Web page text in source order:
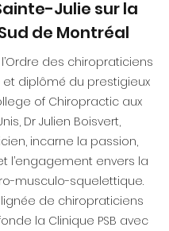
Julie sur la
de Montréal
des chiropraticiens
diplômé du prestigieux
of Chiropractic aux
Dr Julien Boisvert,
incarne la passion,
l’engagement envers la
musculo-squelettique.
lignée de chiropraticiens
la Clinique PSB avec